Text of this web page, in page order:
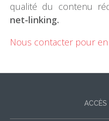
qualité du contenu
net-linking.
Nous contacter pour
ACCÈS